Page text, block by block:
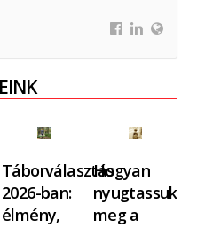
Táborválasztás
2026-ban:
élmény,
Hogyan
nyugtassuk
meg a